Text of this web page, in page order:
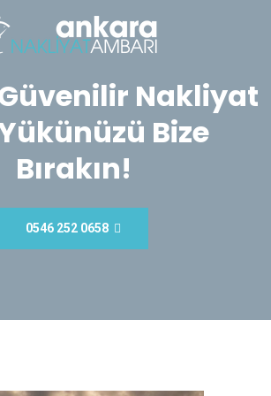
Güvenilir Nakliyat
Bize
Bırakın!
0546 252 0658